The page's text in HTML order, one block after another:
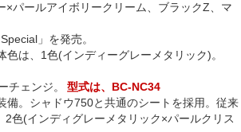
パールアイボリークリーム、ブラックZ、マ
」を発売。
は、1色(インディーグレーメタリック)。
チェンジ。
型式は、BC-NC34
。シャドウ750と共通のシートを採用。従来
色(インディグレーメタリック×パールクリス